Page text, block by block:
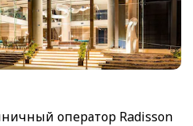
оператор Radisson